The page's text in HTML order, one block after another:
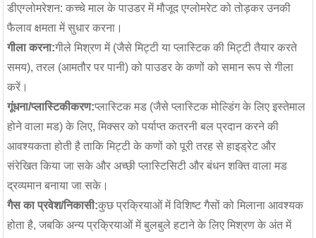
डीएग्लोमरेशन: कच्चे माल के पाउडर में मौजूद एग्लोमरेट को तोड़कर उनकी
फैलाव क्षमता में सुधार करना।
गीला करना:गीले मिश्रण में (जैसे मिट्टी या प्लास्टिक की मिट्टी तैयार करते
समय), तरल (आमतौर पर पानी) को पाउडर के कणों को समान रूप से गीला
करें।
गूंधना/प्लास्टिकीकरण:प्लास्टिक मड (जैसे प्लास्टिक मोल्डिंग के लिए इस्तेमाल
होने वाला मड) के लिए, मिक्सर को पर्याप्त कतरनी बल प्रदान करने की
आवश्यकता होती है ताकि मिट्टी के कणों को पूरी तरह से हाइड्रेट और
संरेखित किया जा सके और अच्छी प्लास्टिसिटी और बंधन शक्ति वाला मड
द्रव्यमान बनाया जा सके।
गैस का प्रवेश/निकासी:कुछ प्रक्रियाओं में विशिष्ट गैसों को मिलाना आवश्यक
होता है, जबकि अन्य प्रक्रियाओं में बुलबुले हटाने के लिए मिश्रण के अंत में
प्लांट | 1000 ...